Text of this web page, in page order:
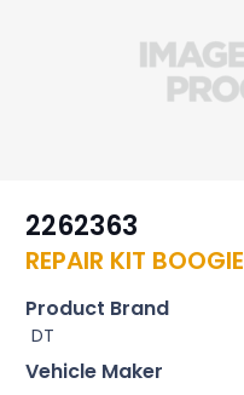
2262363
REPAIR KIT BOOGIE
Product Brand
DT
Vehicle Maker